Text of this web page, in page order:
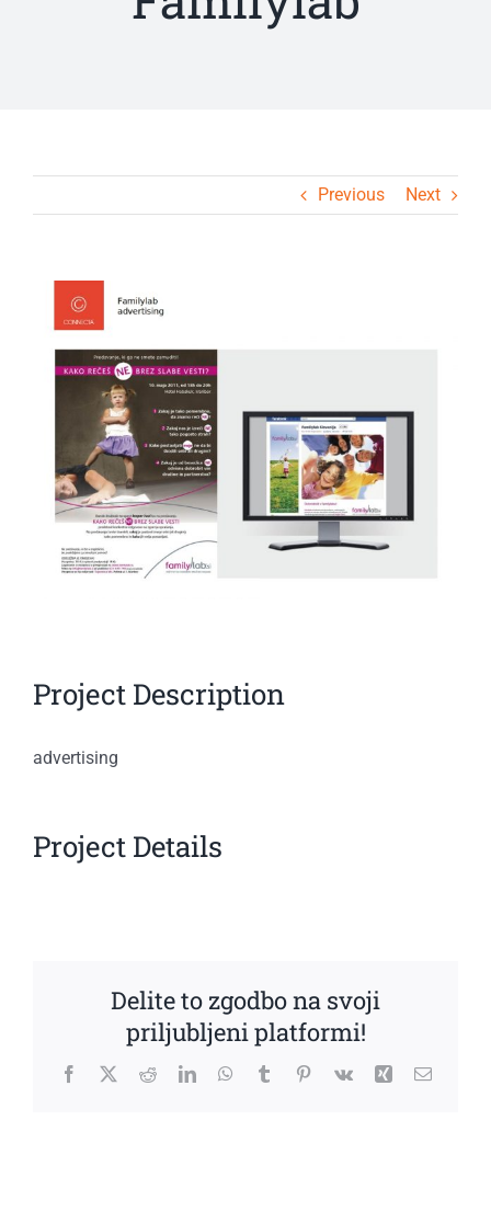
Previous Next
Larger
Image
Project Description
advertising
Project Details
Delite to zgodbo na svoji
priljubljeni platformi!
Facebook
X RedditLinkedInWhatsApp
TumblrPinterest
Vk Xing Email